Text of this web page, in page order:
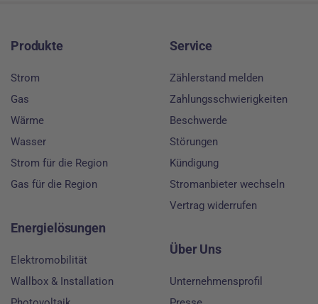
Produkte
Strom
Gas
Wärme
Wasser
Strom für die Region
Gas für die Region
Energielösungen
Elektromobilität
Wallbox & Installation
Service
Zählerstand melden
Zahlungsschwierigkeiten
Beschwerde
Störungen
Kündigung
Stromanbieter wechseln
Vertrag widerrufen
Über Uns
Unternehmensprofil